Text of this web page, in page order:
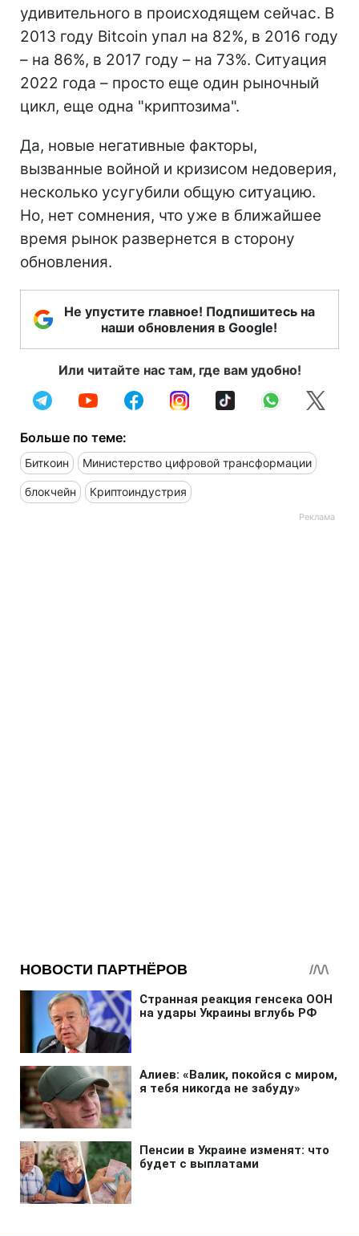
удивительного в происходящем сейчас. В
2013 году Bitcoin упал на 82%, в 2016 году
– на 86%, в 2017 году – на 73%. Ситуация
2022 года – просто еще один рыночный
цикл, еще одна "криптозима".
Да, новые негативные факторы,
вызванные войной и кризисом недоверия,
несколько усугубили общую ситуацию.
Но, нет сомнения, что уже в ближайшее
время рынок развернется в сторону
обновления.
Не упустите главное! Подпишитесь на
наши обновления в Google!
Или читайте нас там, где вам удобно!
Больше по теме:
Биткоин Министерство цифровой трансформации
блокчейн Криптоиндустрия